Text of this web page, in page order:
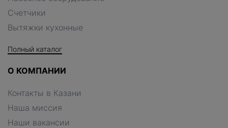
Счетчики
Вытяжки кухонные
Полный каталог
О КОМПАНИИ
Контакты в Казани
Наша миссия
Наши вакансии